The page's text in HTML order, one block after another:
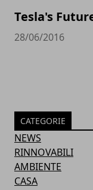
Tesla's
28/06/2016
CATEGORIE
NEWS
RINNOVABILI
AMBIENTE
CASA